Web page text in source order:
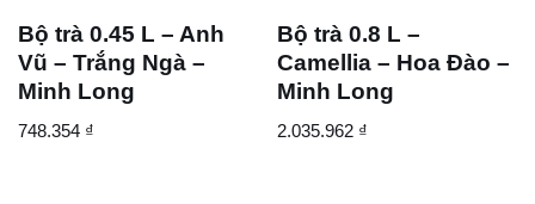
Bộ trà 0.45 L – Anh
Vũ – Trắng Ngà –
Minh Long
748.354 ₫
Bộ trà 0.8 L –
Camellia – Hoa Đào –
Minh Long
2.035.962 ₫